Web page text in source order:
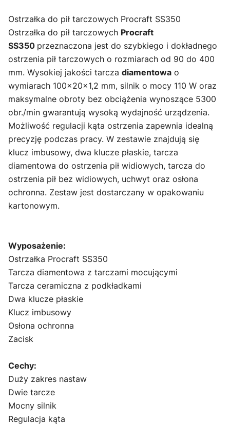
Ostrzałka do pił tarczowych Procraft SS350
Ostrzałka do pił tarczowych Procraft
SS350 przeznaczona jest do szybkiego i dokładnego
ostrzenia pił tarczowych o rozmiarach od 90 do 400
mm. Wysokiej jakości tarcza diamentowa o
wymiarach 100x20x1,2 mm, silnik o mocy 110 W oraz
maksymalne obroty bez obciążenia wynoszące 5300
obr./min gwarantują wysoką wydajność urządzenia.
Możliwość regulacji kąta ostrzenia zapewnia idealną
precyzję podczas pracy. W zestawie znajdują się
klucz imbusowy, dwa klucze płaskie, tarcza
diamentowa do ostrzenia pił widiowych, tarcza do
ostrzenia pił bez widiowych, uchwyt oraz osłona
ochronna. Zestaw jest dostarczany w opakowaniu
kartonowym.
Wyposażenie:
Ostrzałka Procraft SS350
Tarcza diamentowa z tarczami mocującymi
Tarcza ceramiczna z podkładkami
Dwa klucze płaskie
Klucz imbusowy
Osłona ochronna
Zacisk
Cechy:
Duży zakres nastaw
Dwie tarcze
Mocny silnik
Regulacja kąta